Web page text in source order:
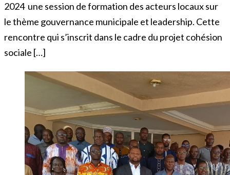
2024 une session de formation des acteurs locaux sur
le thème gouvernance municipale et leadership. Cette
rencontre qui s’inscrit dans le cadre du projet cohésion
sociale […]